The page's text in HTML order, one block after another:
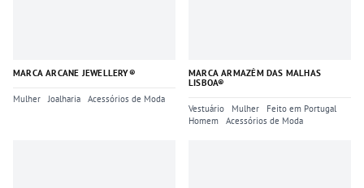
MARCA ARCANE JEWELLERY®
Mulher Joalharia Acessórios de Moda
MARCA ARMAZÉM DAS MALHAS
LISBOA®
Vestuário Mulher
Feito em Portugal
Homem
Acessórios de Moda